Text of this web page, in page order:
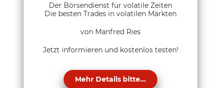
Der Börsendienst für volatile Zeiten
Die besten Trades in volatilen Märkten
von Manfred Ries
Jetzt informieren und kostenlos testen!
Mehr Details bitte...